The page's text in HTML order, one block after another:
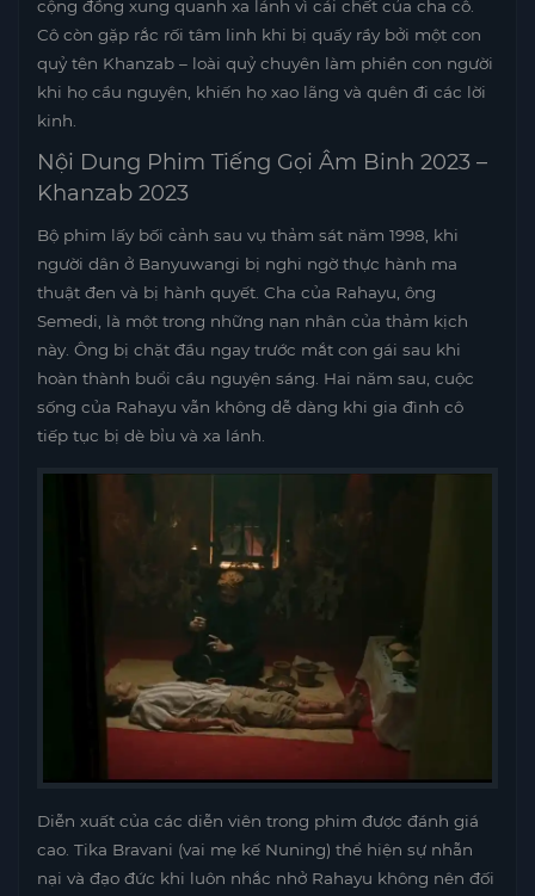
cộng đồng xung quanh xa lánh vì cái chết của cha cô.
Cô còn gặp rắc rối tâm linh khi bị quấy rầy bởi một con
quỷ tên Khanzab – loài quỷ chuyên làm phiền con người
khi họ cầu nguyện, khiến họ xao lãng và quên đi các lời
kinh.
Nội Dung Phim Tiếng Gọi Âm Binh 2023 –
Khanzab 2023
Bộ phim lấy bối cảnh sau vụ thảm sát năm 1998, khi
người dân ở Banyuwangi bị nghi ngờ thực hành ma
thuật đen và bị hành quyết. Cha của Rahayu, ông
Semedi, là một trong những nạn nhân của thảm kịch
này. Ông bị chặt đầu ngay trước mắt con gái sau khi
hoàn thành buổi cầu nguyện sáng. Hai năm sau, cuộc
sống của Rahayu vẫn không dễ dàng khi gia đình cô
tiếp tục bị dè bỉu và xa lánh.
Diễn xuất của các diễn viên trong phim được đánh giá
cao. Tika Bravani (vai mẹ kế Nuning) thể hiện sự nhẫn
nại và đạo đức khi luôn nhắc nhở Rahayu không nên đối